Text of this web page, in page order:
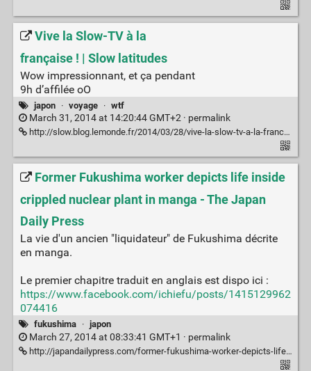
Vive la Slow-TV à la
française ! | Slow latitudes
Wow impressionnant, et ça pendant
9h d’affilée oO
japon · voyage · wtf
March 31, 2014 at 14:20:44 GMT+2 · permalink
http://slow.blog.lemonde.fr/2014/03/28/vive-la-slow-tv-a-la-francaise/
Former Fukushima worker depicts life inside
crippled nuclear plant in manga - The Japan
Daily Press
La vie d'un ancien "liquidateur" de Fukushima décrite
en manga.
Le premier chapitre traduit en anglais est dispo ici :
https://www.facebook.com/ichiefu/posts/1415129962
074416
fukushima · japon
March 27, 2014 at 08:33:41 GMT+1 · permalink
http://japandailypress.com/former-fukushima-worker-depicts-life-inside-crippled-nuclear-plant-in-manga-2646389/